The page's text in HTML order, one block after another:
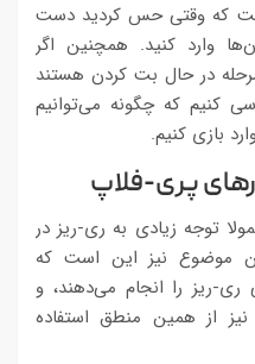
است که وقتی حس کردید دست
وارد کنید. همچنین اگر
در حال بت کردن هستند
کنیم که چگونه می‌توانیم
بازی کنیم.
پری-فلاپ
توجه زیادی به ری-ریز در
موضوع نیز این است که
ریز را انجام می‌دهند، و
از همین منطق استفاده